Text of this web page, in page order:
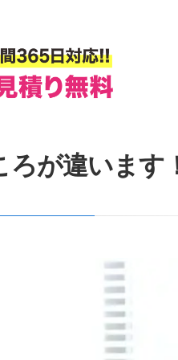
ろが違います